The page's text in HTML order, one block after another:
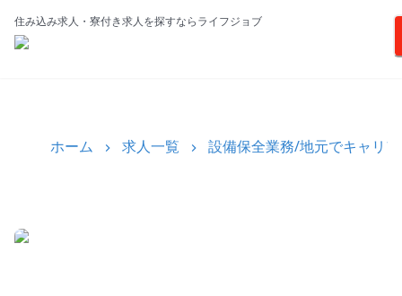
住み込み求人・寮付き求人を探すならライフジョブ
ホーム 求人一覧 設備保全業務/地元でキャリ